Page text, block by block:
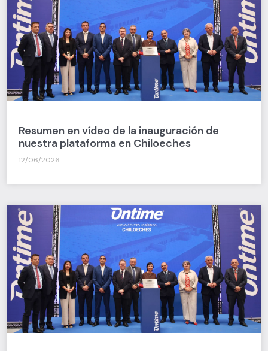
Resumen en vídeo de la inauguración de
nuestra plataforma en Chiloeches
12/06/2026